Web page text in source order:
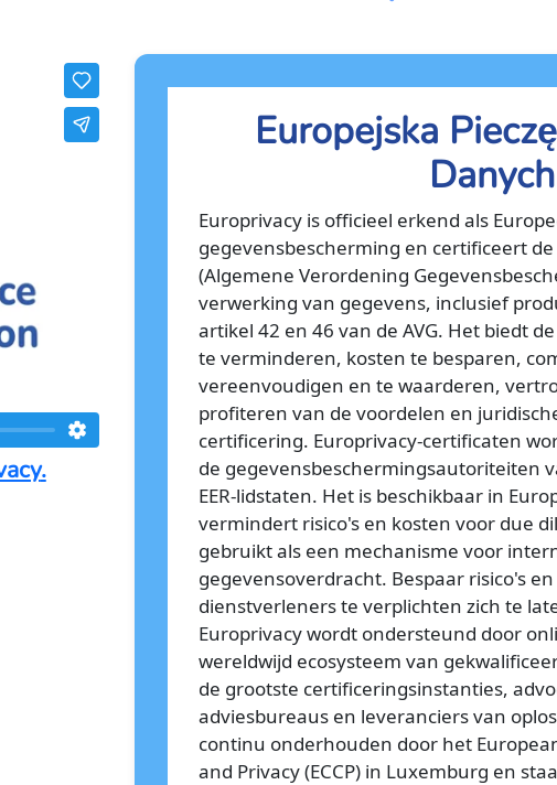
.
Europejska
Danych
Europrivacy is officieel erkend als
gegevensbescherming en certificeert de
(Algemene Verordening
verwerking van gegevens, inclusief
artikel 42 en 46 van de AVG. Het biedt
te verminderen, kosten te besparen,
vereenvoudigen en te waarderen,
profiteren van de voordelen en
certificering. Europrivacy-certificaten
de gegevensbeschermingsautoriteiten
EER-lidstaten. Het is beschikbaar in
vermindert risico's en kosten voor due
gebruikt als een mechanisme voor
gegevensoverdracht. Bespaar risico's
dienstverleners te verplichten zich te
Europrivacy wordt ondersteund door
wereldwijd ecosysteem van
de grootste certificeringsinstanties,
adviesbureaus en leveranciers van
continu onderhouden door het
and Privacy (ECCP) in Luxemburg en